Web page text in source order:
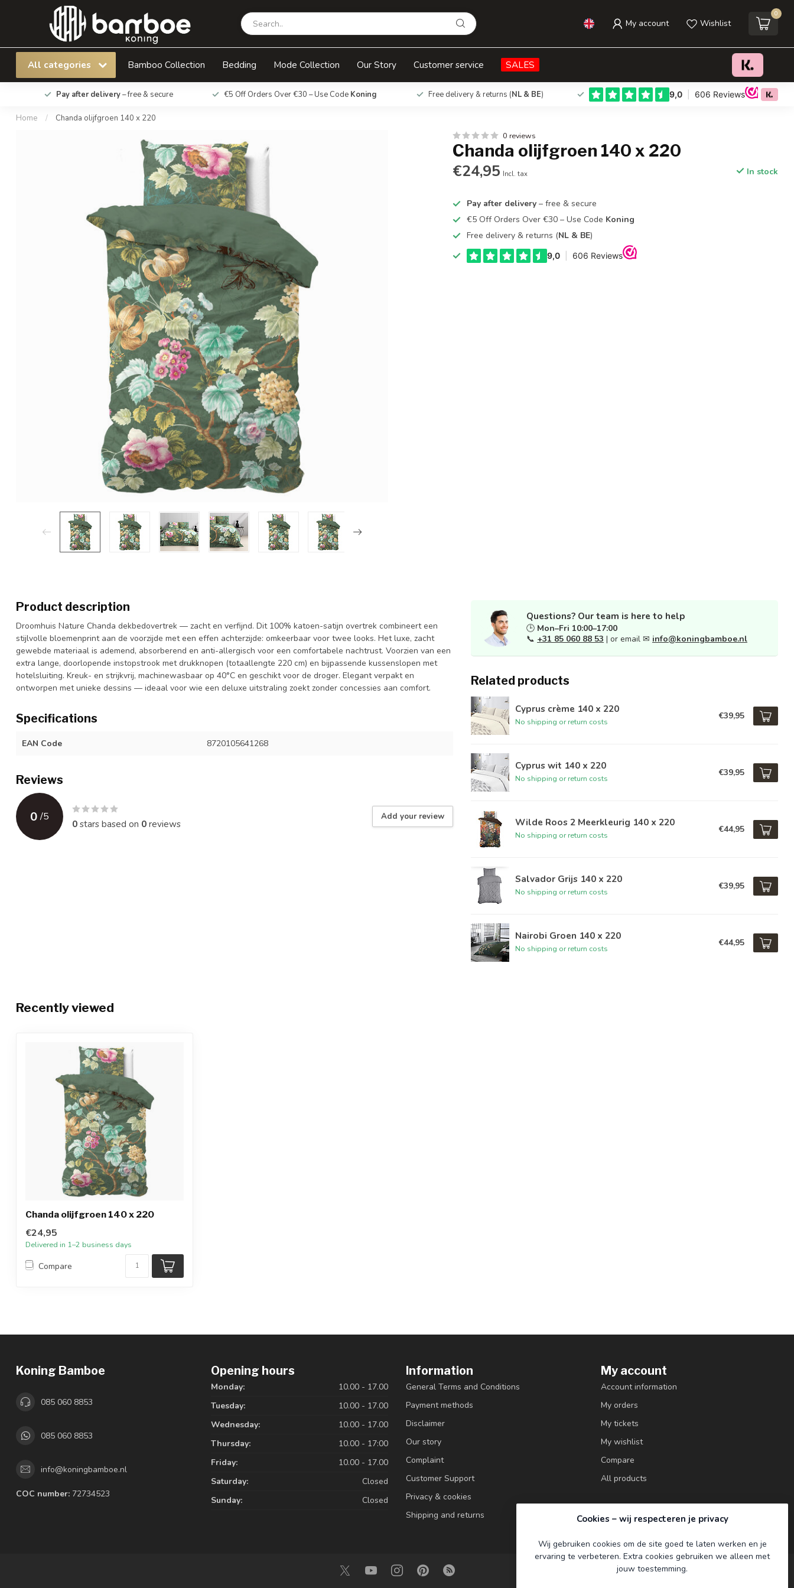
My account Wishlist
0
All categories Bamboo Collection Bedding Mode Collection Our Story Customer service SALES
Pay after delivery– free & secure €5 Off Orders Over €30 – Use Code Koning Free delivery & returns (NL & BE)
Home / Chanda olijfgroen 140 x 220
Chanda olijfgroen 140 x 220 Add to cart
0 reviews
Chanda olijfgroen 140 x 220
€24,95 Incl. tax In stock
Pay after delivery – free & secure
€5 Off Orders Over €30 – Use Code Koning
Free delivery & returns (NL & BE)
Product description
Droomhuis Nature Chanda dekbedovertrek — zacht en verfijnd. Dit 100% katoen-satijn overtrek combineert een
stijlvolle bloemenprint aan de voorzijde met een effen achterzijde: omkeerbaar voor twee looks. Het luxe, zacht
gewebde materiaal is ademend, absorberend en anti-allergisch voor een comfortabele nachtrust. Voorzien van een
extra lange, doorlopende instopstrook met drukknopen (totaallengte 220 cm) en bijpassende kussenslopen met
hotelsluiting. Kreuk- en strijkvrij, machinewasbaar op 40°C en geschikt voor de droger. Elegant verpakt en
ontworpen met unieke dessins — ideaal voor wie een deluxe uitstraling zoekt zonder concessies aan comfort.
Specifications
EAN Code 8720105641268
Reviews
0 /5
0stars based on 0reviews
Add your review
Questions? Our team is here to help
🕒 Mon–Fri 10:00–17:00
📞 +31 85 060 88 53 | or email ✉ info@koningbamboe.nl
Related products
Cyprus crème 140 x 220
No shipping or return costs
€39,95
Cyprus wit 140 x 220
No shipping or return costs
€39,95
Wilde Roos 2 Meerkleurig 140 x 220
No shipping or return costs
€44,95
Salvador Grijs 140 x 220
No shipping or return costs
€39,95
Nairobi Groen 140 x 220
No shipping or return costs
€44,95
Recently viewed
Chanda olijfgroen 140 x 220
€24,95
Delivered in 1–2 business days
Compare
Koning Bamboe
085 060 8853
085 060 8853
info@koningbamboe.nl
COC number: 72734523
Opening hours
Monday:
10.00 - 17.00
Tuesday:
10.00 - 17.00
Wednesday:
10.00 - 17.00
Thursday:
10.00 - 17:00
Friday:
10.00 - 17.00
Saturday:
Closed
Sunday:
Closed
Information
General Terms and Conditions
Payment methods
Disclaimer
Our story
Complaint
Customer Support
Privacy & cookies
Shipping and returns
My account
Account information
My orders
My tickets
My wishlist
Compare
All products
Cookies – wij respecteren je privacy
Wij gebruiken cookies om de site goed te laten werken en je
ervaring te verbeteren. Extra cookies gebruiken we alleen met
jouw toestemming.